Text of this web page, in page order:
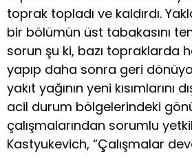
toprak topladı ve kaldırdı.
bir bölümün üst tabakasını
sorun şu ki, bazı topraklarda
yapıp daha sonra geri
yakıt yağının yeni kısımlarını
acil durum bölgelerindeki
çalışmalarından sorumlu
Kastyukevich, “Çalışmalar